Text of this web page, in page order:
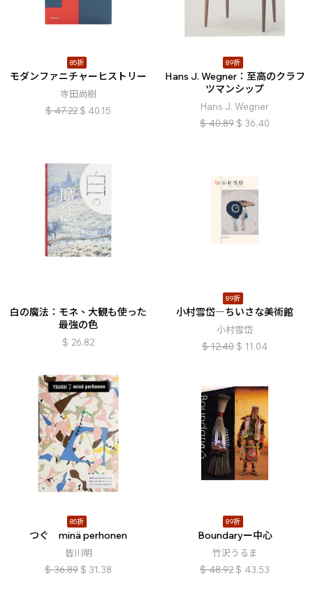
85折
モダンファニチャーヒストリー
寺田尚樹
$ 47.22 $ 40.15
89折
Hans J. Wegner：至高のクラフ
ツマンシップ
Hans J. Wegner
$ 40.89 $ 36.40
白の魔法：モネ、大観も使った
最強の色
$ 26.82
89折
小村雪岱―ちいさな美術館
小村雪岱
$ 12.40 $ 11.04
85折
つぐ minä perhonen
皆川明
$ 36.89 $ 31.38
89折
Boundaryー中心
竹沢うるま
$ 48.92 $ 43.53